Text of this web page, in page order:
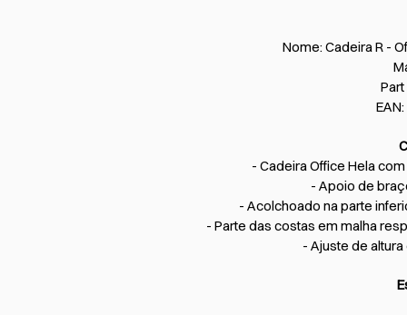
Nome: Cadeira R -
- Cadeira Office Hela
- Apoio de
- Acolchoado na parte
- Parte das costas em malha
- Ajuste de